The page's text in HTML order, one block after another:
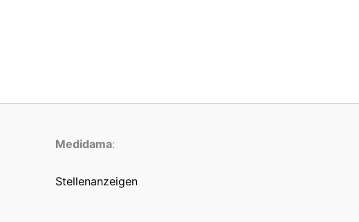
Medidama:
Stellenanzeigen